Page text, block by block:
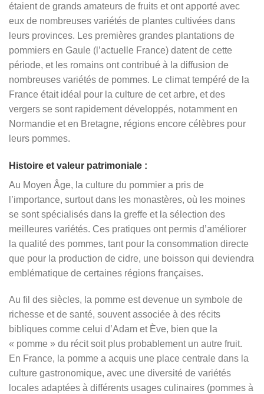
étaient de grands amateurs de fruits et ont apporté avec
eux de nombreuses variétés de plantes cultivées dans
leurs provinces. Les premières grandes plantations de
pommiers en Gaule (l’actuelle France) datent de cette
période, et les romains ont contribué à la diffusion de
nombreuses variétés de pommes. Le climat tempéré de la
France était idéal pour la culture de cet arbre, et des
vergers se sont rapidement développés, notamment en
Normandie et en Bretagne, régions encore célèbres pour
leurs pommes.
Histoire et valeur patrimoniale :
Au Moyen Âge, la culture du pommier a pris de
l’importance, surtout dans les monastères, où les moines
se sont spécialisés dans la greffe et la sélection des
meilleures variétés. Ces pratiques ont permis d’améliorer
la qualité des pommes, tant pour la consommation directe
que pour la production de cidre, une boisson qui deviendra
emblématique de certaines régions françaises.
Au fil des siècles, la pomme est devenue un symbole de
richesse et de santé, souvent associée à des récits
bibliques comme celui d’Adam et Ève, bien que la
« pomme » du récit soit plus probablement un autre fruit.
En France, la pomme a acquis une place centrale dans la
culture gastronomique, avec une diversité de variétés
locales adaptées à différents usages culinaires (pommes à